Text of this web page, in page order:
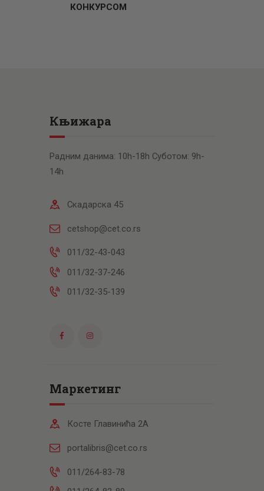
КОНКУРСОМ
Књижара
Радним данима: 10h-18h Суботом: 9h-
14h
Скадарска 45
cetshop@cet.co.rs
011/32-43-043
011/32-37-246
011/32-35-139
Маркетинг
Косте Главинића 2А
portalibris@cet.co.rs
011/264-83-78